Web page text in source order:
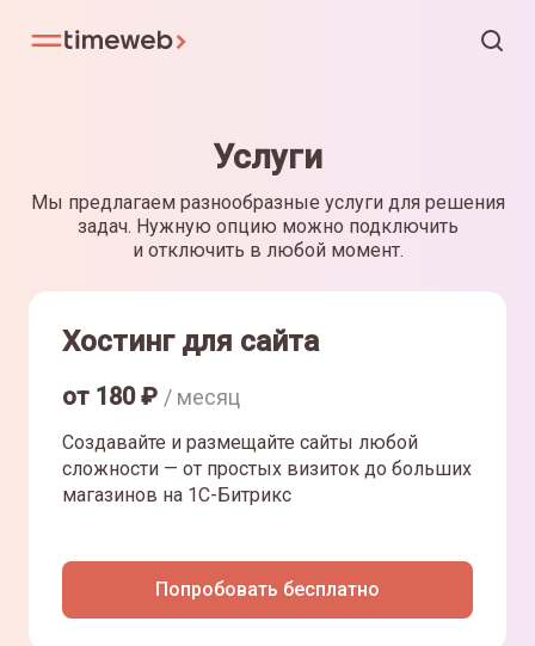
Услуги
Мы предлагаем разнообразные услуги для решения
задач. Нужную опцию можно подключить
и отключить в любой момент.
Хостинг для сайта
от 180₽ / месяц
Создавайте и размещайте сайты любой
сложности — от простых визиток до больших
магазинов на 1С-Битрикс
Попробовать бесплатно